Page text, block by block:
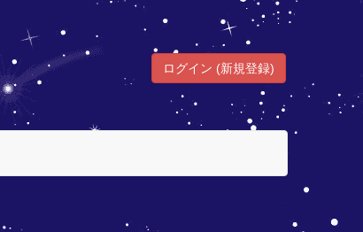
ログイン (新規登録)